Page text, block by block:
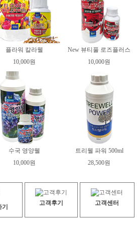
플라워 칼라웰
10,000원
New 뷰티풀 로즈플러스
10,000원
수국 영양웰
10,000원
트리웰 파워 500ml
28,500원
고객후기 고객센터